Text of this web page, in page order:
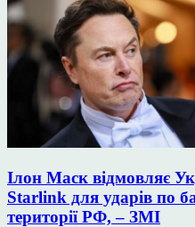
Ілон Маск відмовляє
Starlink для ударів по
території РФ, – ЗМІ